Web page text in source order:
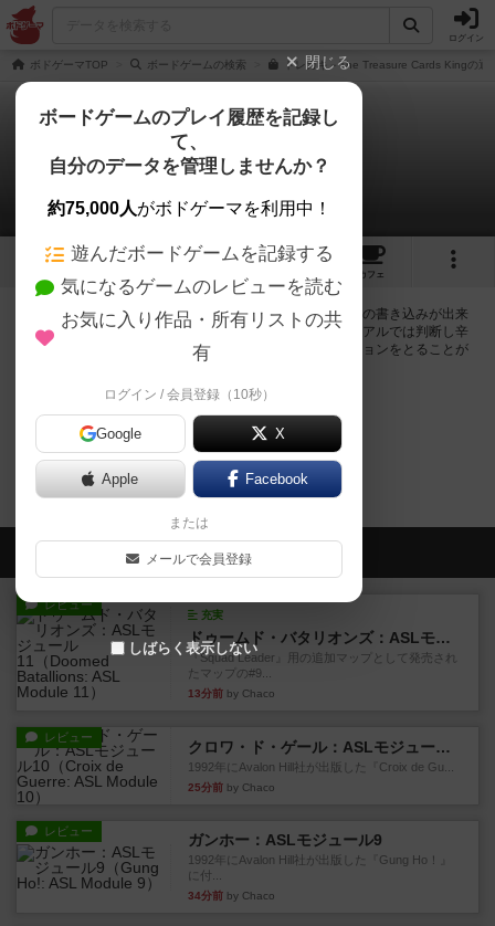
ログイン
ボドゲーマTOP ボードゲームの検索 トレカキ－The Treasure Cards Kingの通
トレカキ
0件の掲示板
1
カフェ
ログインするとトレカキに関する掲示板の作成やコメントの書き込みが出来
るようになります。ルールの疑問やエラッタ情報、マニュアルでは判断し辛
い曖昧な表記等について会員同士で自由にコミュニケーションをとることが
ログイン/無料会員登録
トレカキのトップに戻る
会員の新しい投稿
レビュー
充実
ドゥームド・バタリオンズ：ASLモジュール11
『Squad Leader』用の追加マップとして発売され
たマップの#9...
13分前 by Chaco
レビュー
クロワ・ド・ゲール：ASLモジュール10
1992年にAvalon Hill社が出版した『Croix de Gu...
25分前 by Chaco
レビュー ガンホー：ASLモジュール9
1992年にAvalon Hill社が出版した『Gung Ho！』
に付...
34分前 by Chaco
閉じる
ボードゲームのプレイ履歴を記録し
て、
自分のデータを管理しませんか？
約75,000人がボドゲーマを利用中！
遊んだボードゲームを記録する
気になるゲームのレビューを読む
お気に入り作品・所有リストの共
有
ログイン / 会員登録（10秒）
Google X
Apple Facebook
または
メールで会員登録
しばらく表示しない